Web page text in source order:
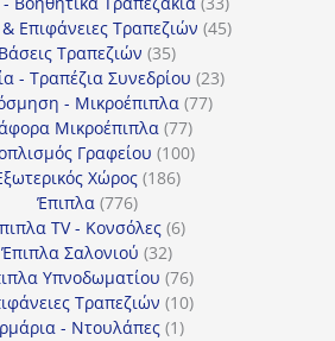
προϊόντα
Επιφάνειες Τραπεζιών 4545
Βάσεις Τραπεζιών 3535
προϊόντα
- Τραπέζια Συνεδρίου 2323
- Μικροέπιπλα 7777
Μικροέπιπλα 7777
προϊόντα
Γραφείου 100100
Χώρος 186186
Έπιπλα 776776
προϊόντα
TV - Κονσόλες 66
Έπιπλα Σαλονιού 3232
προϊόντα
Υπνοδωματίου 7676
προϊόντα
Τραπεζιών 1010
- Ντουλάπες 11